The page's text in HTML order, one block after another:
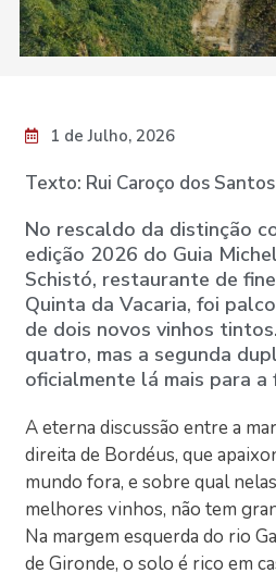
1 de Julho, 2026
Texto: Rui Caroço dos Santos
No rescaldo da distinção
edição 2026 do Guia
Schistó, restaurante de
Quinta da Vacaria, foi
de dois novos vinhos
quatro, mas a segunda
oficialmente lá mais para a
A eterna discussão entre a
direita de Bordéus, que
mundo fora, e sobre qual
melhores vinhos, não tem
Na margem esquerda do rio
de Gironde, o solo é rico em